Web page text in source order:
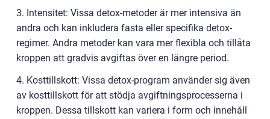
3. Intensitet: Vissa detox-metoder är mer intensiva än
andra och kan inkludera fasta eller specifika detox-
regimer. Andra metoder kan vara mer flexibla och tillåta
kroppen att gradvis avgiftas över en längre period.
4. Kosttillskott: Vissa detox-program använder sig även
av kosttillskott för att stödja avgiftningsprocesserna i
kroppen. Dessa tillskott kan variera i form och innehåll